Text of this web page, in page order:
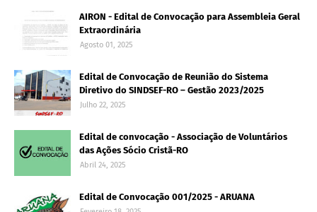
AIRON - Edital de Convocação para Assembleia Geral
Extraordinária
Agosto 01, 2025
Edital de Convocação de Reunião do Sistema
Diretivo do SINDSEF-RO – Gestão 2023/2025
Julho 22, 2025
Edital de convocação - Associação de Voluntários
das Ações Sócio Cristã-RO
Abril 24, 2025
Edital de Convocação 001/2025 - ARUANA